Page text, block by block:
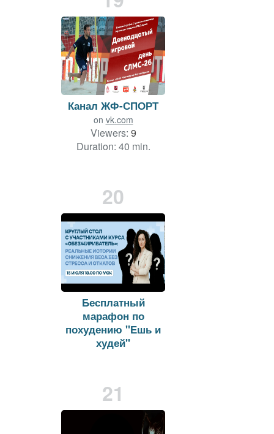
Канал ЖФ-СПОРТ
on vk.com
Viewers: 9
Duration: 40 min.
20
Бесплатный
марафон по
похудению "Ешь и
худей"
Duration: 104 min.
21